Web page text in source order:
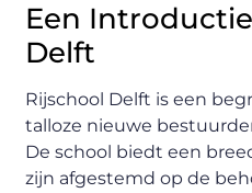
Een
Delft
Rijschool Delft is een
talloze nieuwe
De school biedt een
zijn afgestemd op de